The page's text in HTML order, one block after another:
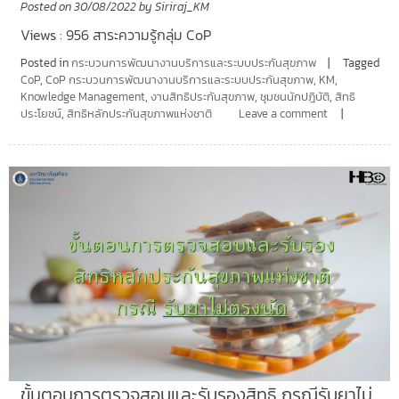
Posted on30/08/2022by Siriraj_KM
Views : 956 สาระความรู้กลุ่ม CoP
Posted inกระบวนการพัฒนางานบริการและระบบประกันสุขภาพ
Tagged
CoP, CoP กระบวนการพัฒนางานบริการและระบบประกันสุขภาพ, KM,
Knowledge Management, งานสิทธิประกันสุขภาพ, ชุมชนนักปฎิบัติ, สิทธิ
ประโยชน์, สิทธิหลักประกันสุขภาพแห่งชาติ Leave a comment